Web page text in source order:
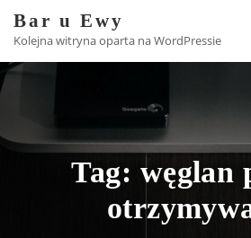
content
Bar u Ewy
Kolejna witryna oparta na WordPressie
Tag: węglan